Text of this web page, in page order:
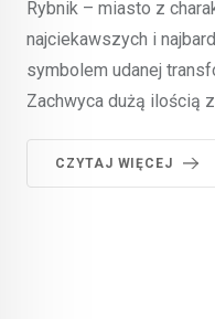
Rybnik – miasto z
najciekawszych i
symbolem udanej
Zachwyca dużą ilością
CZYTAJ WIĘCEJ